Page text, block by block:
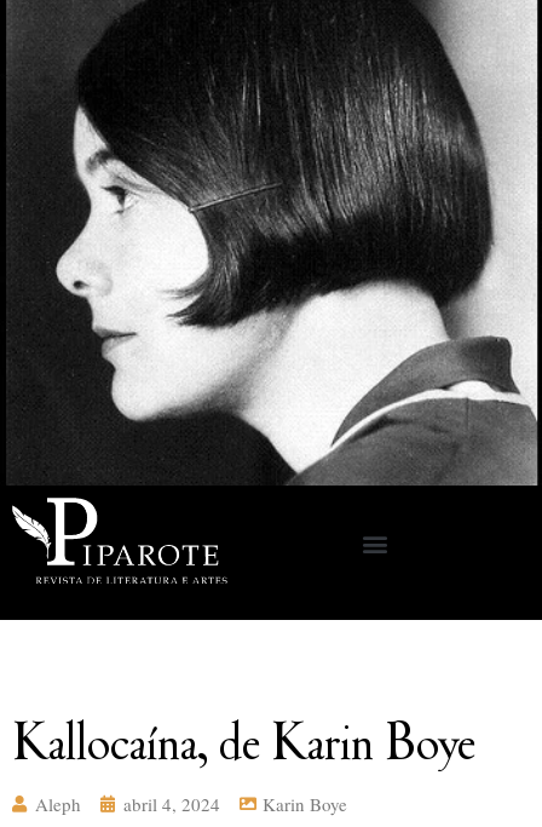
Kallocaína, de Karin Boye
Aleph abril 4, 2024 Karin Boye